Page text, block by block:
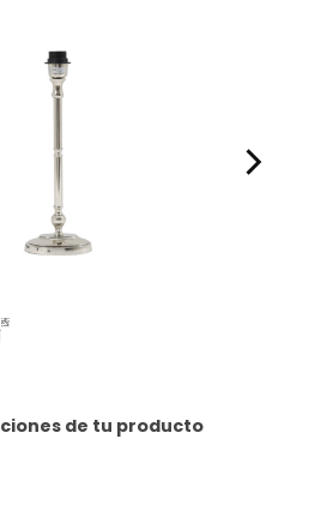
de tu producto